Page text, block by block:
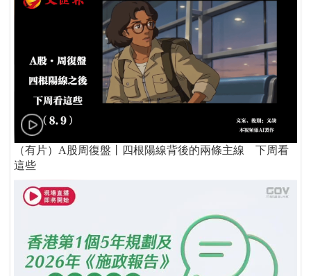
（有片）A股周復盤丨四根陽線背後的兩條主線 下周看
這些